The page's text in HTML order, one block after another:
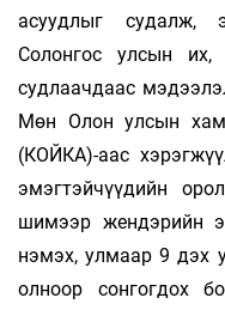
асуудлыг судалж,
Солонгос улсын их,
судлаачдаас
Мөн Олон улсын
(КОЙКА)-аас
эмэгтэйчүүдийн
шимээр жендэрийн
нэмэх, улмаар 9 дэх
олноор сонгогдох